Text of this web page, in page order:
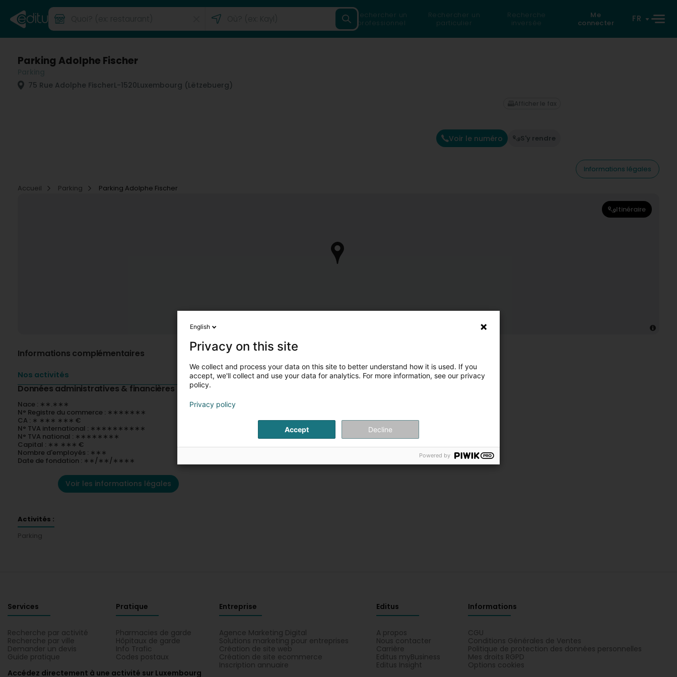
Rechercher un
professionnel
Rechercher un
particulier
Recherche
inversée
Me
connecter
FR
Parking Adolphe Fischer
75 Rue Adolphe FischerL-1520Luxembourg (Lëtzebuerg)
Voir le numéro S'y rendre
Afficher le fax
Informations légales
Accueil
Parking Parking Adolphe Fischer
Itinéraire
Informations complémentaires
Nos activités
Données administratives & financières
Nace : ∗∗.∗∗∗
N° Registre du commerce : ∗∗∗∗∗∗∗
CA : ∗ ∗∗∗ ∗∗∗ €
N° TVA international : ∗∗∗∗∗∗∗∗∗∗
N° TVA national : ∗∗∗∗∗∗∗∗
Capital : ∗∗ ∗∗∗ €
Nombre d'employés : ∗∗∗
Date de fondation : ∗∗/∗∗/∗∗∗∗
Voir les informations légales
Activités :
Parking
Services
Recherche par activité
Recherche par ville
Demander un devis
Guide pratique
Pratique
Pharmacies de garde
Hôpitaux de garde
Info Trafic
Codes postaux
Entreprise
Agence Marketing Digital
Solutions marketing pour entreprises
Création de site web
Création de site ecommerce
Inscription annuaire
Editus
A propos
Nous contacter
Carrière
Editus myBusiness
Editus Insight
Informations
CGU
Conditions Générales de Ventes
Politique de protection des données personnelles
Mes droits RGPD
Options cookies
Accédez directement à une activité sur Luxembourg
English
Privacy on this site
We collect and process your data on this site to better understand how it is used. If you
accept, we'll collect and use your data for analytics. For more information, see our privacy
policy.
Privacy policy
Accept Decline
Powered by